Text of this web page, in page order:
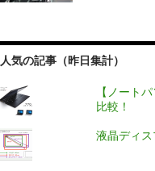
人気の記事（昨日集計）
【ノート
比較！
液晶ディ